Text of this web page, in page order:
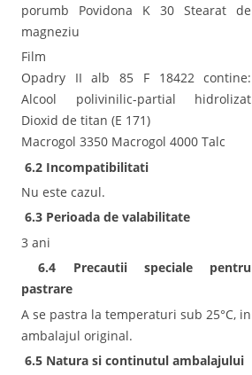
porumb Povidona K 30 Stearat de
magneziu
Film
Opadry II alb 85 F 18422 contine:
Alcool polivinilic-partial hidrolizat
Dioxid de titan (E 171)
Macrogol 3350 Macrogol 4000 Talc
6.2 Incompatibilitati
Nu este cazul.
6.3 Perioada de valabilitate
3 ani
6.4 Precautii speciale pentru
pastrare
A se pastra la temperaturi sub 25°C, in
ambalajul original.
6.5 Natura si continutul ambalajului